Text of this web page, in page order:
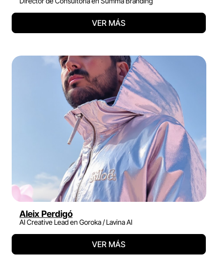
VER MÁS
Aleix Perdigó
AI Creative Lead en Goroka / Lavina AI
VER MÁS